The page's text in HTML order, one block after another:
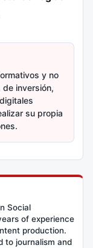
y no
inversión,
su propia
Social
of experience
production.
to journalism and